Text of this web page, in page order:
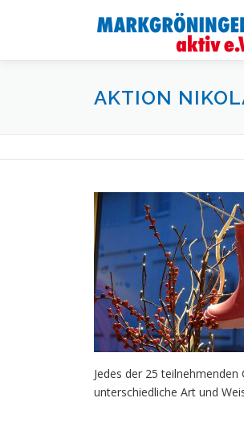
AKTION
Jedes der 25
unterschiedliche Art und